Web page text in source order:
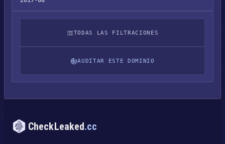
TODAS LAS FILTRACIONES
AUDITAR ESTE DOMINIO
CheckLeaked.cc